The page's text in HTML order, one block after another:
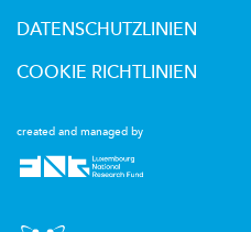
created and managed by
DATENSCHUTZLINIEN
COOKIE RICHTLINIEN